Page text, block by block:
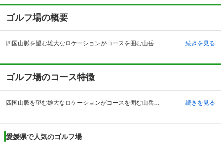
ゴルフ場の概要
四国山脈を望む雄大なロケーションがコースを囲む山岳コースです。自然を生かした起伏が豪快なショットを誘います。昭和49年に開場されたコースにはクラブハウスがあり、レストランの他にメンバーズルームやショップの他、併設されたロッジやチャペルなどが高原のリゾートを思わせます。ロッジ以外での浴場等の施設はシャワーのみですが、車で10分ほどの温泉地へ訪れることも可能です。松山インターチェンジからは車で約30分となりますが、松山駅から発車する「久万、楽出」行きのバスでも来場できます。温暖な気候がオールシーズンのプレイを可能にし、四季折々の景観の違いを楽しむことができます。また『久万青銅之廻廊』もあり、様々な楽しみ方が可能です。 続きを見る
ゴルフ場のコース特徴
四国山脈を望む雄大なロケーションがコースを囲む山岳コースです。自然を生かした起伏が豪快なショットを誘います。昭和49年に開場されたコースにはクラブハウスがあり、レストランの他にメンバーズルームやショップの他、併設されたロッジやチャペルなどが高原のリゾートを思わせます。ロッジ以外での浴場等の施設はシャワーのみですが、車で10分ほどの温泉地へ訪れることも可能です。松山インターチェンジからは車で約30分となりますが、松山駅から発車する「久万、楽出」行きのバスでも来場できます。温暖な気候がオールシーズンのプレイを可能にし、四季折々の景観の違いを楽しむことができます。また『久万青銅之廻廊』もあり、様々な楽しみ方が可能です。 続きを見る
愛媛県で人気のゴルフ場